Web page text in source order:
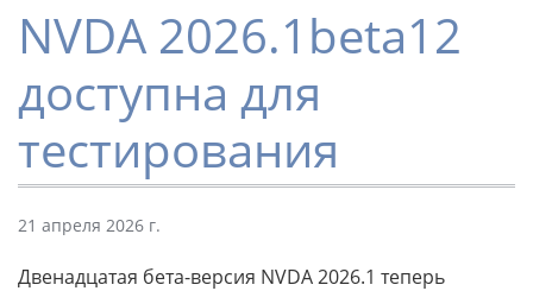
NVDA 2026.1beta12
доступна для
тестирования
21 апреля 2026 г.
Двенадцатая бета-версия NVDA 2026.1 теперь